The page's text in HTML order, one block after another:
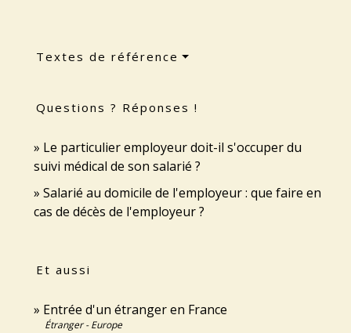
Textes de référence
Questions ? Réponses !
Le particulier employeur doit-il s'occuper du
suivi médical de son salarié ?
Salarié au domicile de l'employeur : que faire en
cas de décès de l'employeur ?
Et aussi
Entrée d'un étranger en France
Étranger - Europe